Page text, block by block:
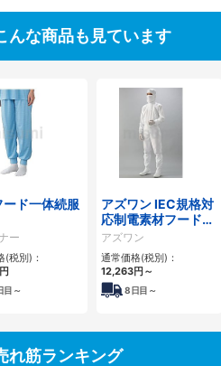
んな商品も見ています
ード一体続服
ー
(税別)：
目～
アズワン IEC規格対
応制電素材フード一
体型クリーンスーツ
アズワン
通常価格(税別)：
12,263円～
8日目～
れ筋ランキング